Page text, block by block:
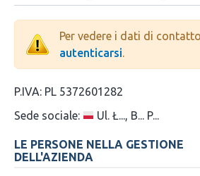
Per vedere i dati di
autenticarsi
P.IVA: PL 5372601282
Sede sociale:
Ul. Ł..., B... P...
LE PERSONE NELLA GESTIONE
DELL'AZIENDA